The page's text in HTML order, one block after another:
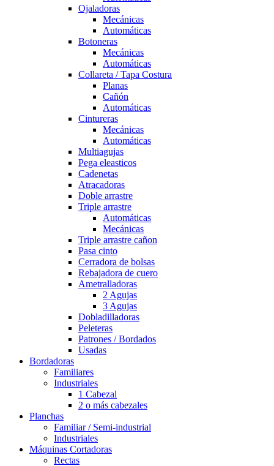
Ojaladoras
Mecánicas
Automáticas
Botoneras
Mecánicas
Automáticas
Collareta / Tapa Costura
Planas
Cañón
Automáticas
Cintureras
Mecánicas
Automáticas
Multiagujas
Pega eleasticos
Cadenetas
Atracadoras
Doble arrastre
Triple arrastre
Automáticas
Mecánicas
Triple arrastre cañon
Pasa cinto
Cerradora de bolsas
Rebajadora de cuero
Ametralladoras
2 Agujas
3 Agujas
Dobladilladoras
Peleteras
Patrones / Bordados
Usadas
Bordadoras
Familiares
Industriales
1 Cabezal
2 o más cabezales
Planchas
Familiar / Semi-industrial
Industriales
Máquinas Cortadoras
Rectas